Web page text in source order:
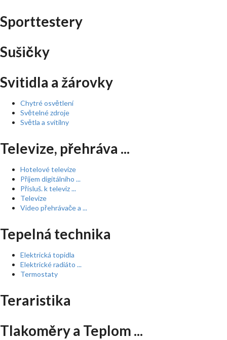
Sporttestery
Sušičky
Svitidla a žárovky
Chytré osvětlení
Světelné zdroje
Světla a svítilny
Televize, přehráva ...
Hotelové televize
Příjem digitálního ...
Přísluš. k televiz ...
Televize
Video přehrávače a ...
Tepelná technika
Elektrická topidla
Elektrické radiáto ...
Termostaty
Teraristika
Tlakoměry a Teplom ...